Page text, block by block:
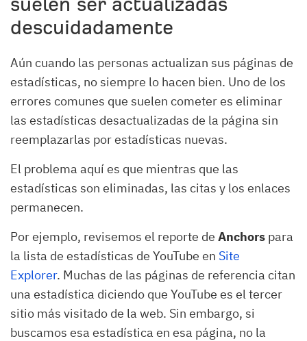
suelen ser actualizadas
descuidadamente
Aún cuando las personas actualizan sus páginas de
estadísticas, no siempre lo hacen bien. Uno de los
errores comunes que suelen cometer es eliminar
las estadísticas desactualizadas de la página sin
reemplazarlas por estadísticas nuevas.
El problema aquí es que mientras que las
estadísticas son eliminadas, las citas y los enlaces
permanecen.
Por ejemplo, revisemos el reporte de Anchors para
la lista de estadísticas de YouTube en Site
Explorer. Muchas de las páginas de referencia citan
una estadística diciendo que YouTube es el tercer
sitio más visitado de la web. Sin embargo, si
buscamos esa estadística en esa página, no la